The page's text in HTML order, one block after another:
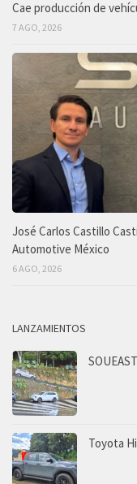
Cae producción de
7 AGO, 2026
José Carlos Castillo
Automotive México
6 AGO, 2026
LANZAMIENTOS
Toyota